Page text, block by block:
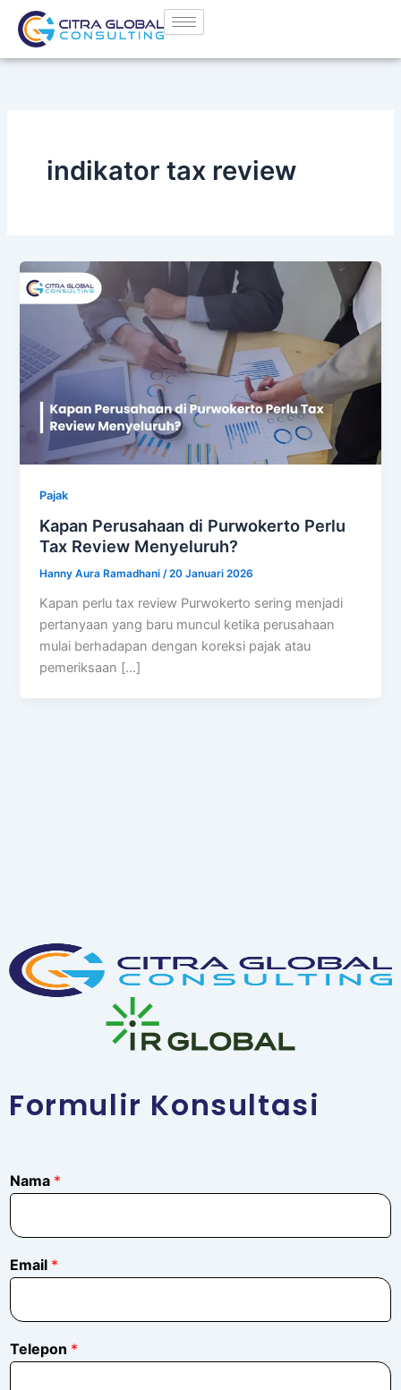
Lewati
konten
indikator tax review
Pajak
Kapan Perusahaan di Purwokerto Perlu
Tax Review Menyeluruh?
Hanny Aura Ramadhani/20 Januari 2026
Kapan perlu tax review Purwokerto sering menjadi
pertanyaan yang baru muncul ketika perusahaan
mulai berhadapan dengan koreksi pajak atau
pemeriksaan […]
Formulir Konsultasi
Nama *
Email *
*
*
Telepon *